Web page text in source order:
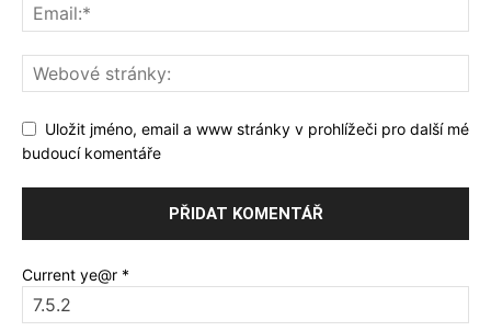
Uložit jméno, email a www stránky v prohlížeči pro další mé
budoucí komentáře
Current ye@r *